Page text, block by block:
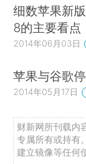
细数苹果新
8的主要看点
2014年06月03日
苹果与谷歌
2014年05月17日
财新网所刊载内
专属所有或持有
建立镜像等任何